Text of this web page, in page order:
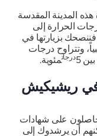
المدينة المقدسة
الحرارة إلى
بزيارتها في
وتتراوح درجات
5 درجاتمئوية.
في ريشيكيش
على شهادات
أن يرشدوك إلى